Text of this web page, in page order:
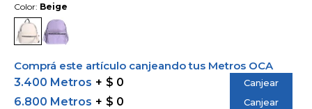
Color: Beige
Comprá este artículo canjeando tus Metros OCA
3.400 Metros
$ 0 Canjear
6.800 Metros $ 0 Canjear